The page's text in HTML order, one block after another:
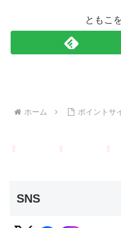
ともこ
ホーム ポイントサ
SNS